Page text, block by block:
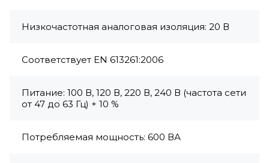
Низкочастотная аналоговая изоляция: 20 В
Соответствует EN 613261:2006
Питание: 100 В, 120 В, 220 В, 240 В (частота сети
от 47 до 63 Гц) + 10 %
Потребляемая мощность: 600 ВА